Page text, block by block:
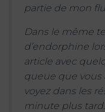
partie de mon
Dans le même
d’endorphine
article avec
queue que vous
voyez dans les
minute plus tard.